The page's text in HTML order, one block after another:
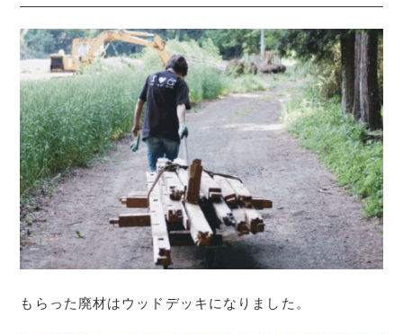
もらった廃材はウッドデッキになりました。